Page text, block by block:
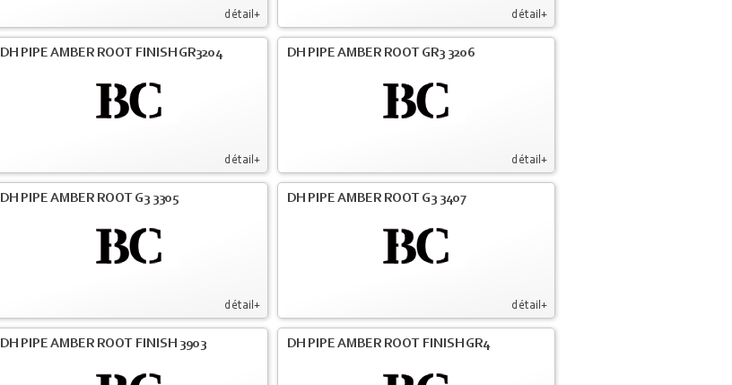
détail+ détail+
détail+
DH PIPE AMBER ROOT FINISH GR3204
détail+
DH PIPE AMBER ROOT GR3 3206
détail+
DH PIPE AMBER ROOT G3 3305
détail+
DH PIPE AMBER ROOT G3 3407
DH PIPE AMBER ROOT FINISH 3903 DH PIPE AMBER ROOT FINISH GR4